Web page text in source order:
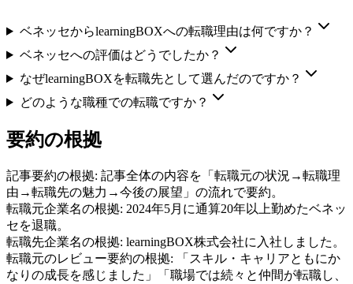
ベネッセからlearningBOXへの転職理由は何ですか？
ベネッセへの評価はどうでしたか？
なぜlearningBOXを転職先として選んだのですか？
どのような職種での転職ですか？
要約の根拠
記事要約の根拠: 記事全体の内容を「転職元の状況→転職理
由→転職先の魅力→今後の展望」の流れで要約。
転職元企業名の根拠: 2024年5月に通算20年以上勤めたベネッ
セを退職。
転職先企業名の根拠: learningBOX株式会社に入社しました。
転職元のレビュー要約の根拠:
「スキル・キャリアともにか
なりの成長を感じました」「職場では続々と仲間が転職し、